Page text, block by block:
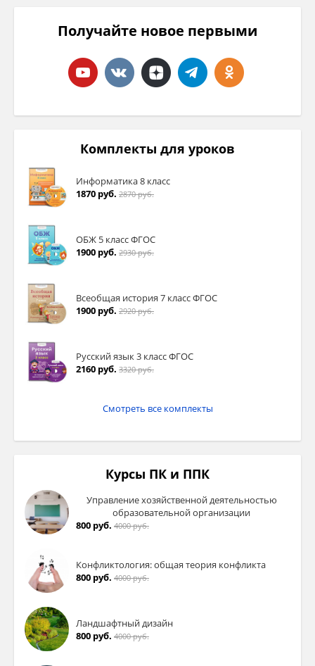
Получайте новое первыми
Комплекты для уроков
Информатика 8 класс
1870 руб. 2870 руб.
ОБЖ 5 класс ФГОС
1900 руб. 2930 руб.
Всеобщая история 7 класс ФГОС
1900 руб. 2920 руб.
Русский язык 3 класс ФГОС
2160 руб. 3320 руб.
Смотреть все комплекты
Курсы ПК и ППК
Управление хозяйственной деятельностью
образовательной организации
800 руб. 4000 руб.
Конфликтология: общая теория конфликта
800 руб. 4000 руб.
Ландшафтный дизайн
800 руб. 4000 руб.